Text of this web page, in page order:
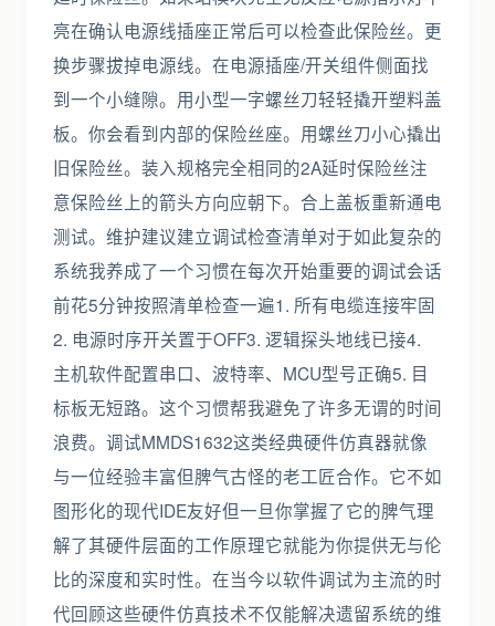
亮在确认电源线插座正常后可以检查此保险丝。更
换步骤拔掉电源线。在电源插座/开关组件侧面找
到一个小缝隙。用小型一字螺丝刀轻轻撬开塑料盖
板。你会看到内部的保险丝座。用螺丝刀小心撬出
旧保险丝。装入规格完全相同的2A延时保险丝注
意保险丝上的箭头方向应朝下。合上盖板重新通电
测试。维护建议建立调试检查清单对于如此复杂的
系统我养成了一个习惯在每次开始重要的调试会话
前花5分钟按照清单检查一遍1. 所有电缆连接牢固
2. 电源时序开关置于OFF3. 逻辑探头地线已接4.
主机软件配置串口、波特率、MCU型号正确5. 目
标板无短路。这个习惯帮我避免了许多无谓的时间
浪费。调试MMDS1632这类经典硬件仿真器就像
与一位经验丰富但脾气古怪的老工匠合作。它不如
图形化的现代IDE友好但一旦你掌握了它的脾气理
解了其硬件层面的工作原理它就能为你提供无与伦
比的深度和实时性。在当今以软件调试为主流的时
代回顾这些硬件仿真技术不仅能解决遗留系统的维